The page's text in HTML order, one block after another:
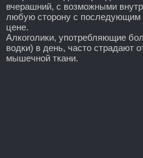
вчерашний, с возможными
любую сторону с последующим
цене.
Алкоголики, употребляющие
водки) в день, часто страдают
мышечной ткани.